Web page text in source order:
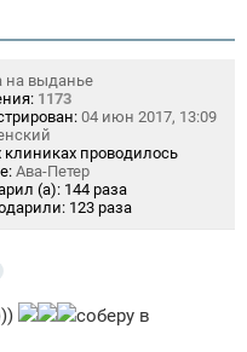
на выданье
1173
04 июн 2017, 13:09
клиниках проводилось
Ава-Петер
(а): 144 раза
123 раза
соберу в